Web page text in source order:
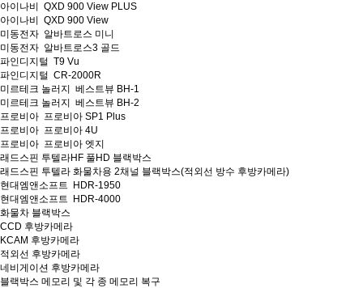
아이나비 QXD 900 View PLUS
아이나비 QXD 900 View
미동전자 알바트로스 미니
미동전자 알바트로스3 골드
파인디지털 T9 Vu
파인디지털 CR-2000R
미르테크 놀러지 베스트뷰 BH-1
미르테크 놀러지 베스트뷰 BH-2
프로비아 프로비아 SP1 Plus
프로비아 프로비아 4U
프로비아 프로비아 엣지
래드스핀 투텔라HF 풀HD 블랙박스
래드스핀 투텔라 화물차용 2채널 블랙박스(적외선 방수 후방카메라)
현대엠앤소프트 HDR-1950
현대엠앤소프트 HDR-4000
화물차 블랙박스
CCD 후방카메라
KCAM 후방카메라
적외선 후방카메라
네비게이션 후방카메라
블랙박스 메모리 및 각 종 메모리 복구